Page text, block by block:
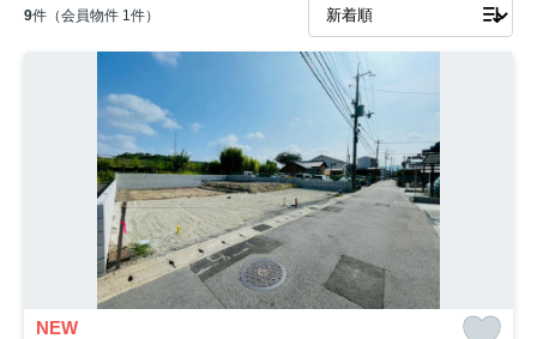
9件（会員物件 1件）
NEW